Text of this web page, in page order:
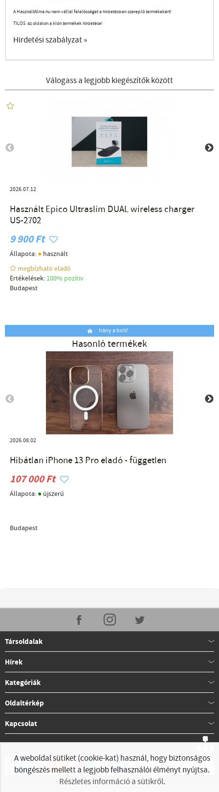
A HasznaltAlma.hu nem vállal felelősséget a hirdetésben szereplő termékekért!
TILOS az oldalon a klón termékek hirdetése!
Hirdetési szabályzat »
Válogass a legjobb kiegészítők között
2026.07.12
Használt Epico Ultraslim DUAL wireless charger
US-2702
9 900 Ft
Állapota: ● használt
megbízható eladó
Értékelések: 100% pozítiv
Budapest
Irány a bolt!
Hasonló termékek
2026.08.02
Hibátlan iPhone 13 Pro eladó - független
107 000 Ft
Állapota: ● újszerű
Budapest
Társoldalak
Hírek
Kategóriák
Oldaltérkép
Kapcsolat
A weboldal sütiket (cookie-kat) használ, hogy biztonságos
böngészés mellett a legjobb felhasználói élményt nyújtsa.
Részletes információ a sütikről.